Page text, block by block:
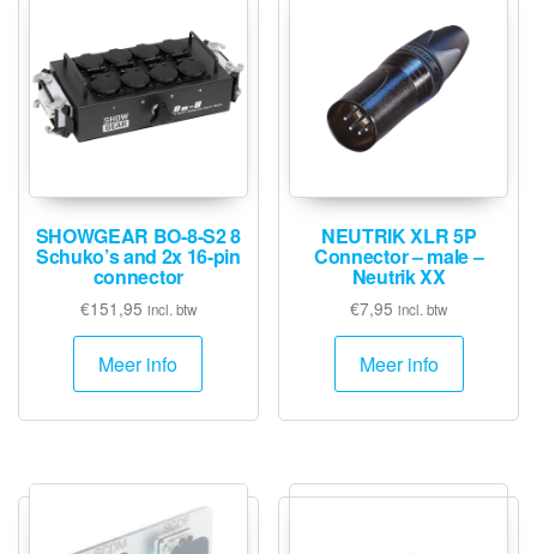
SHOWGEAR BO-8-S2 8
Schuko’s and 2x 16-pin
connector
€151,95 incl. btw
Meer info
NEUTRIK XLR 5P
Connector – male –
Neutrik XX
€7,95 incl. btw
Meer info